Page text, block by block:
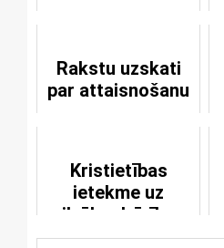
Rakstu uzskati
par attaisnošanu
Kristietības
ietekme uz
cilvēka dzīvības
vērtību